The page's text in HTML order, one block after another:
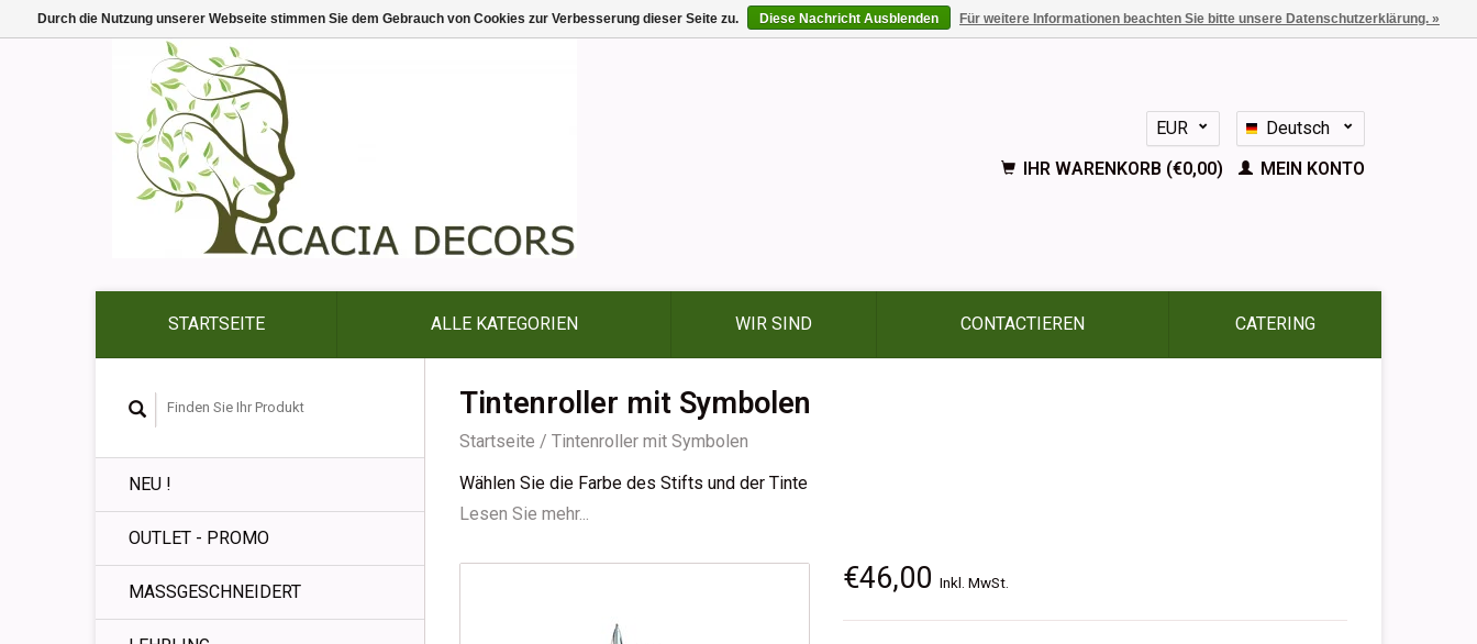
EUR
GBP
Deutsch
Nederlands
English
IHR WARENKORB (€0,00) MEIN KONTO
STARTSEITE ALLE KATEGORIEN WIR SIND CONTACTIEREN CATERING
NEU !
OUTLET - PROMO
MASSGESCHNEIDERT
Tintenroller mit Symbolen
Startseite / Tintenroller mit Symbolen
Wählen Sie die Farbe des Stifts und der Tinte
Lesen Sie mehr...
€46,00Inkl. MwSt.
Durch die Nutzung unserer Webseite stimmen Sie dem Gebrauch von Cookies zur Verbesserung dieser Seite zu. Diese Nachricht Ausblenden Für weitere Informationen beachten Sie bitte unsere Datenschutzerklärung. »